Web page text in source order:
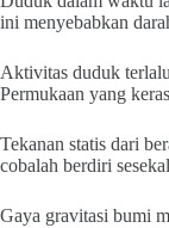
ini menyebabkan
Aktivitas duduk
Permukaan yang
Tekanan statis dari
cobalah berdiri
Gaya gravitasi bumi